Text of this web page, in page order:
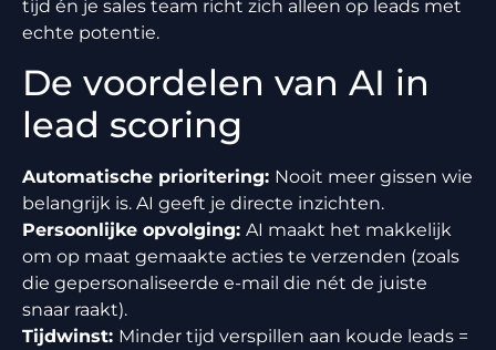
tijd én je sales team richt zich alleen op leads met
echte potentie.
De voordelen van AI in
lead scoring
Automatische prioritering: Nooit meer gissen wie
belangrijk is. AI geeft je directe inzichten.
Persoonlijke opvolging: AI maakt het makkelijk
om op maat gemaakte acties te verzenden (zoals
die gepersonaliseerde e-mail die nét de juiste
snaar raakt).
Tijdwinst: Minder tijd verspillen aan koude leads =